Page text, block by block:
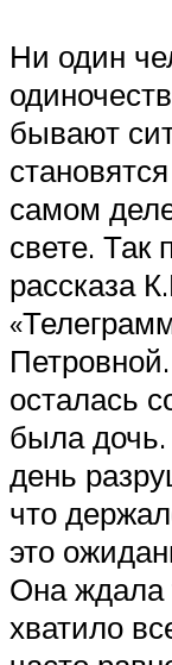
Ни один
бывают
самом
свете. Так
рассказа
осталась
была
день
что
это
Она ждала
хватило